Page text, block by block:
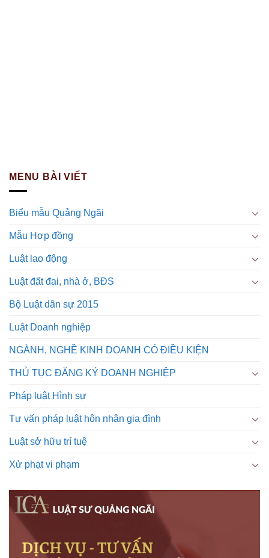
MENU BÀI VIẾT
Biểu mẫu Quảng Ngãi
Mẫu Hợp đồng
Luật lao động
Luật đất đai, nhà ở, BĐS
Bộ Luật dân sự 2015
Luật Doanh nghiệp
NGÀNH, NGHỀ KINH DOANH CÓ ĐIỀU KIỆN
THỦ TỤC ĐĂNG KÝ DOANH NGHIỆP
Pháp luật Hình sự
Tư vấn pháp luật hôn nhân gia đình
Luật sở hữu trí tuệ
Xử phạt vi phạm